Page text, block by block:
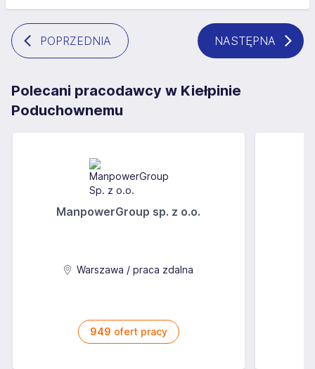
POPRZEDNIA NASTĘPNA
Polecani pracodawcy w Kiełpinie
Poduchownemu
ManpowerGroup sp. z o.o.
Warszawa / praca zdalna
949 ofert pracy